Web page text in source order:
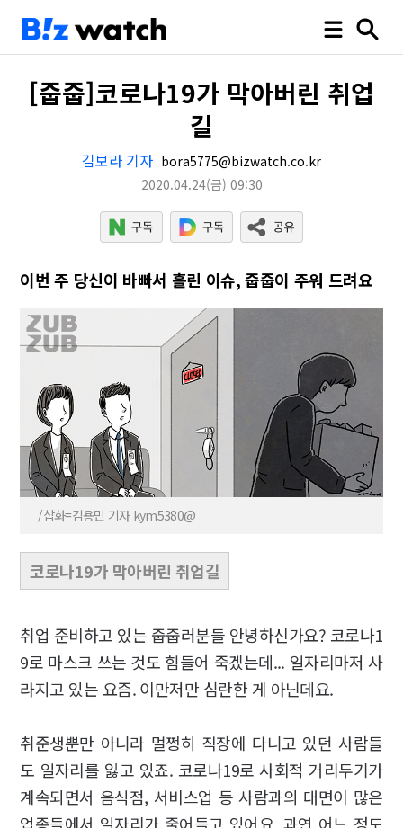
[줍줍]코로나19가 막아버린 취업
길
김보라 기자 bora5775@bizwatch.co.kr
2020.04.24(금) 09:30
이번 주 당신이 바빠서 흘린 이슈, 줍줍이 주워 드려요
/삽화=김용민 기자 kym5380@
코로나19가 막아버린 취업길
취업 준비하고 있는 줍줍러분들 안녕하신가요? 코로나1
9로 마스크 쓰는 것도 힘들어 죽겠는데... 일자리마저 사
라지고 있는 요즘. 이만저만 심란한 게 아닌데요.
취준생뿐만 아니라 멀쩡히 직장에 다니고 있던 사람들
도 일자리를 잃고 있죠. 코로나19로 사회적 거리두기가
계속되면서 음식점, 서비스업 등 사람과의 대면이 많은
업종들에서 일자리가 줄어들고 있어요. 과연 어느 정도